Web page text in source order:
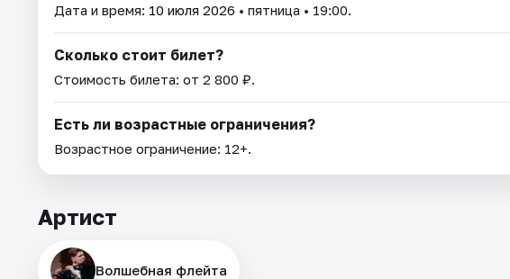
Дата и время: 10 июля 2026 • пятница • 19:00.
Сколько стоит билет?
Стоимость билета: от 2 800 ₽.
Есть ли возрастные ограничения?
Возрастное ограничение: 12+.
Артист
Волшебная флейта